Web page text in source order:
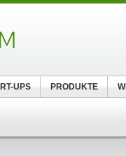
UPS PRODUKTE